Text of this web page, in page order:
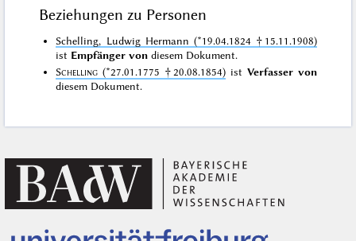
Beziehungen zu Personen
Schelling, Ludwig Hermann (*19.04.1824 †15.11.1908)
ist Empfänger von diesem Dokument.
Schelling (*27.01.1775 †20.08.1854)ist Verfasser von
diesem Dokument.